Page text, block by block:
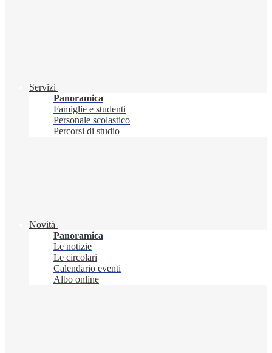
Servizi
Panoramica
Famiglie e studenti
Personale scolastico
Percorsi di studio
Novità
Panoramica
Le notizie
Le circolari
Calendario eventi
Albo online